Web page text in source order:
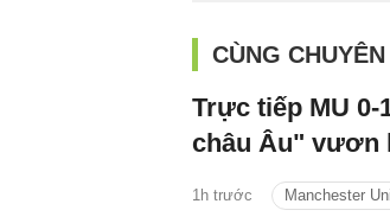
CÙNG
Trực tiếp MU 0-
châu Âu" vươn
1h trước Manchester